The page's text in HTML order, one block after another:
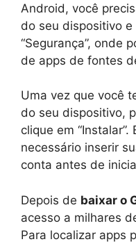
Android, você
do seu dispositivo
“Segurança”, onde
de apps de fontes
Uma vez que você
do seu dispositivo,
clique em
necessário inserir
conta antes de
Depois de baixar o
acesso a milhares
Para localizar apps